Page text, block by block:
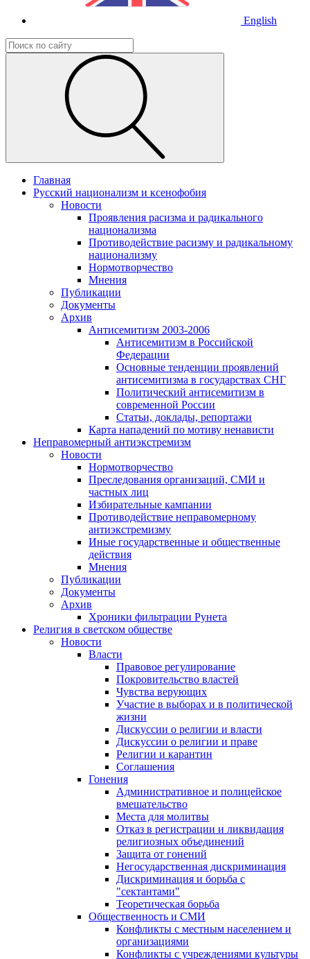
English
Главная
Русский национализм и ксенофобия
Новости
Проявления расизма и радикального
национализма
Противодействие расизму и радикальному
национализму
Нормотворчество
Мнения
Публикации
Документы
Архив
Антисемитизм 2003-2006
Антисемитизм в Российской
Федерации
Основные тенденции проявлений
антисемитизма в государствах СНГ
Политический антисемитизм в
современной России
Статьи, доклады, репортажи
Карта нападений по мотиву ненависти
Неправомерный антиэкстремизм
Новости
Нормотворчество
Преследования организаций, СМИ и
частных лиц
Избирательные кампании
Противодействие неправомерному
антиэкстремизму
Иные государственные и общественные
действия
Мнения
Публикации
Документы
Архив
Хроники фильтрации Рунета
Религия в светском обществе
Новости
Власти
Правовое регулирование
Покровительство властей
Чувства верующих
Участие в выборах и в политической
жизни
Дискуссии о религии и власти
Дискуссии о религии и праве
Религии и карантин
Соглашения
Гонения
Административное и полицейское
вмешательство
Места для молитвы
Отказ в регистрации и ликвидация
религиозных объединений
Защита от гонений
Негосударственная дискриминация
Дискриминация и борьба с
"сектантами"
Теоретическая борьба
Общественность и СМИ
Конфликты с местным населением и
организациями
Конфликты с учреждениями культуры